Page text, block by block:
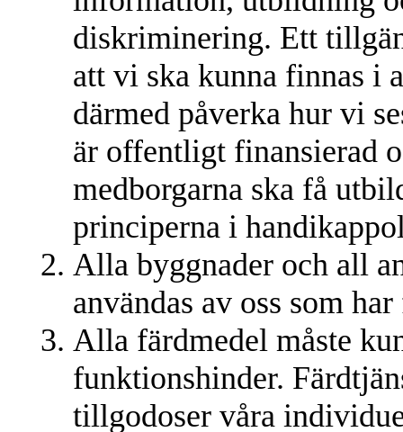
diskriminering. Ett
att vi ska kunna finnas i
därmed påverka hur vi
är offentligt finansierad
medborgarna ska få
principerna i
Alla byggnader och all
användas av oss som
Alla färdmedel måste
funktionshinder.
tillgodoser våra